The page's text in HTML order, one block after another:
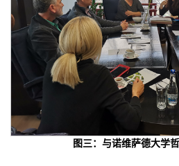
图三：与诺维萨德大学